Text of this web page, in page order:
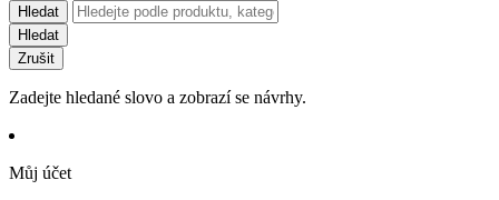
Hledat
Hledat
Zrušit
Zadejte hledané slovo a zobrazí se návrhy.
Můj účet